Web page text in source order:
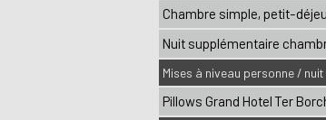
Chambre simple, petit-
Nuit supplémentaire
Mises à niveau personne / nuit
Pillows Grand Hotel Ter